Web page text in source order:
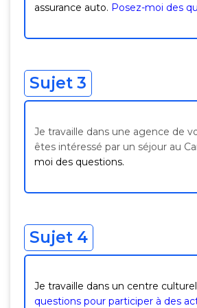
assurance auto. Posez-moi des
Sujet 3
Je travaille dans une agence de
êtes intéressé par un séjour au
moi des questions.
Sujet 4
Je travaille dans un centre culturel
questions pour participer à des